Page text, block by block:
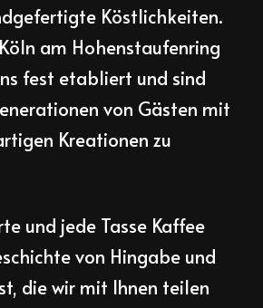
Köstlichkeiten.
am Hohenstaufenring
fest etabliert und sind
von Gästen mit
Kreationen zu
und jede Tasse Kaffee
von Hingabe und
die wir mit Ihnen teilen